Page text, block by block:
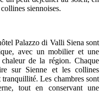
siennoises.
Palazzo di Valli Siena sont
avec un mobilier et une
de la région. Chaque
sur Sienne et les collines
Les chambres sont
tout en conservant une